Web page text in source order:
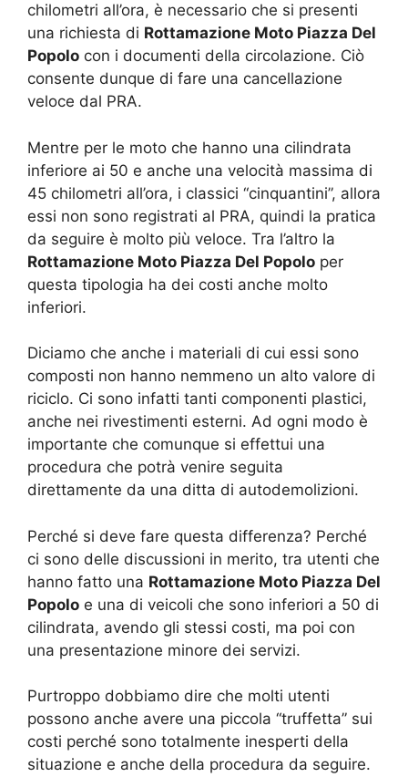
chilometri all’ora, è necessario che si presenti
una richiesta di Rottamazione Moto Piazza Del
Popolo con i documenti della circolazione. Ciò
consente dunque di fare una cancellazione
veloce dal PRA.
Mentre per le moto che hanno una cilindrata
inferiore ai 50 e anche una velocità massima di
45 chilometri all’ora, i classici “cinquantini”, allora
essi non sono registrati al PRA, quindi la pratica
da seguire è molto più veloce. Tra l’altro la
Rottamazione Moto Piazza Del Popolo per
questa tipologia ha dei costi anche molto
inferiori.
Diciamo che anche i materiali di cui essi sono
composti non hanno nemmeno un alto valore di
riciclo. Ci sono infatti tanti componenti plastici,
anche nei rivestimenti esterni. Ad ogni modo è
importante che comunque si effettui una
procedura che potrà venire seguita
direttamente da una ditta di autodemolizioni.
Perché si deve fare questa differenza? Perché
ci sono delle discussioni in merito, tra utenti che
hanno fatto una Rottamazione Moto Piazza Del
Popolo e una di veicoli che sono inferiori a 50 di
cilindrata, avendo gli stessi costi, ma poi con
una presentazione minore dei servizi.
Purtroppo dobbiamo dire che molti utenti
possono anche avere una piccola “truffetta” sui
costi perché sono totalmente inesperti della
situazione e anche della procedura da seguire.